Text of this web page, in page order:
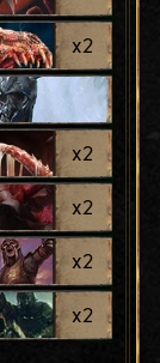
x2
x2
x2
x2
x2